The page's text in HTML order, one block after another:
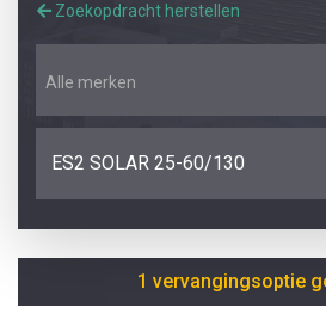
Zoekopdracht herstellen
Alle merken
ES2 SOLAR 25-60/130
1 vervangingsoptie